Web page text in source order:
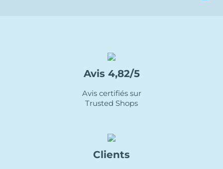
Avis 4,82/5
Avis certifiés sur
Trusted Shops
Clients